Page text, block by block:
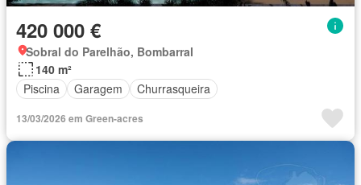
420 000 €
Sobral do Parelhão, Bombarral
140 m²
Piscina
Garagem Churrasqueira
13/03/2026 em Green-acres